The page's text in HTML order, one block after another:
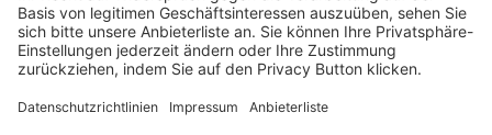
Login SpielPlus
FOLGE DEM BFV